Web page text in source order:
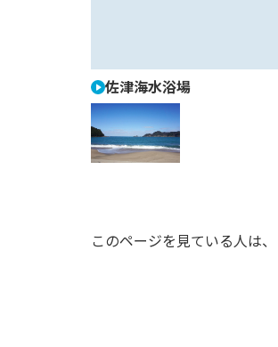
o
u
s
佐津海水浴場
このページを見ている人は、